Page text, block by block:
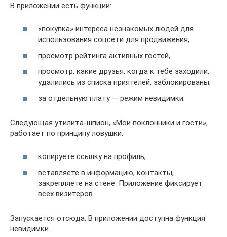
В приложении есть функции:
«покупка» интереса незнакомых людей для
использования соцсети для продвижения;
просмотр рейтинга активных гостей,
просмотр, какие друзья, когда к тебе заходили,
удалились из списка приятелей, заблокированы;
за отдельную плату — режим невидимки.
Следующая утилита-шпион, «Мои поклонники и гости»,
работает по принципу ловушки:
копируете ссылку на профиль;
вставляете в информацию, контакты,
закрепляете на стене. Приложение фиксирует
всех визитеров.
Запускается отсюда. В приложении доступна функция
невидимки.